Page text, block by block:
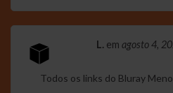
L.em agosto 4,
Todos os links do Bluray